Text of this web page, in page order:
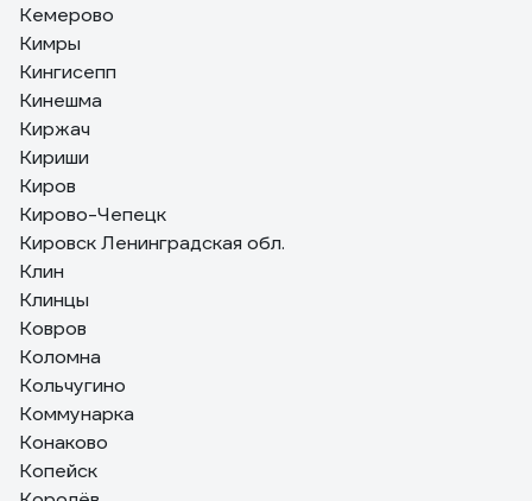
Кемерово
Кимры
Кингисепп
Кинешма
Киржач
Кириши
Киров
Кирово-Чепецк
Кировск Ленинградская обл.
Клин
Клинцы
Ковров
Коломна
Кольчугино
Коммунарка
Конаково
Копейск